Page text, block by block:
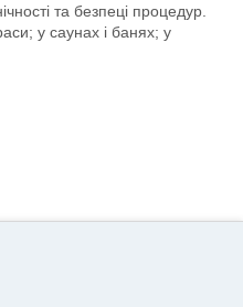
та безпеці процедур.
у саунах і банях; у